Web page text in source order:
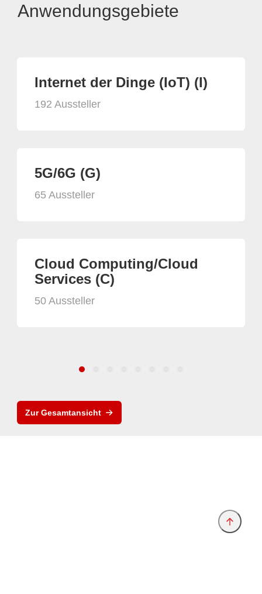
Anwendungsgebiete
Internet der Dinge (IoT) (I)
192 Aussteller
5G/6G (G)
65 Aussteller
Cloud Computing/Cloud
Services (C)
50 Aussteller
Zur Gesamtansicht